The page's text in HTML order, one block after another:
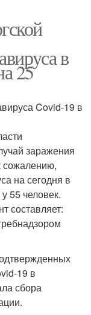
в
25
Covid-19 в
заражения
сожалению,
на сегодня в
55 человек.
составляет:
19 в
сбора